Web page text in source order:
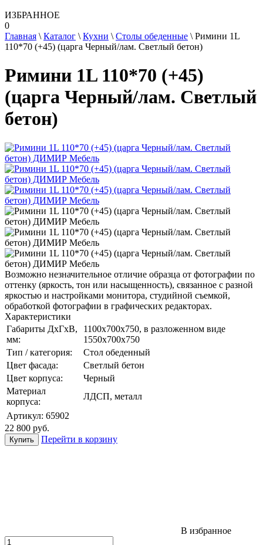
ИЗБРАННОЕ
0
Главная \ Каталог \ Кухни \ Столы обеденные \ Римини 1L
110*70 (+45) (царга Черный/лам. Светлый бетон)
Римини 1L 110*70 (+45)
(царга Черный/лам. Светлый
бетон)
Возможно незначительное отличие образца от фотографии по
оттенку (яркость, тон или насыщенность), связанное с разной
яркостью и настройками монитора, студийной съемкой,
обработкой фотографии в графических редакторах.
Характеристики
Габариты ДхГхВ,
мм:
1100х700х750, в разложенном виде
1550х700х750
Тип / категория:
Стол обеденный
Цвет фасада:
Светлый бетон
Цвет корпуса:
Черный
Материал
корпуса:
ЛДСП, металл
Артикул: 65902
22 800 руб.
Перейти в корзину
В избранное